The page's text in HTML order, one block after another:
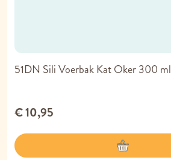
51DN Sili Voerbak Kat Oker 300 ml
€ 10,95